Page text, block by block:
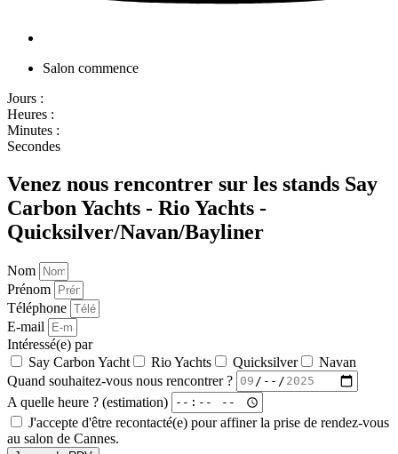
Salon commence
Jours :
Heures :
Minutes :
Secondes
Venez nous rencontrer sur les stands Say
Carbon Yachts - Rio Yachts -
Quicksilver/Navan/Bayliner
Nom
Prénom
Téléphone
E-mail
Intéressé(e) par
Say Carbon Yacht
Rio Yachts Quicksilver
Navan
Quand souhaitez-vous nous rencontrer ?
A quelle heure ? (estimation)
J'accepte d'être recontacté(e) pour affiner la prise de rendez-vous
au salon de Cannes.